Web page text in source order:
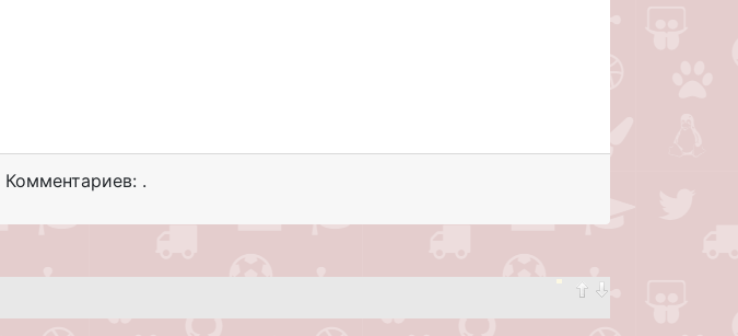
Комментариев: .